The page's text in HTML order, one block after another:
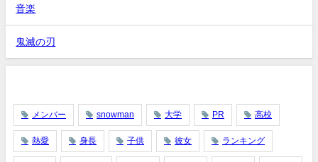
音楽
鬼滅の刃
メンバー snowman 大学 PR 高校
熱愛 身長 子供 彼女 ランキング